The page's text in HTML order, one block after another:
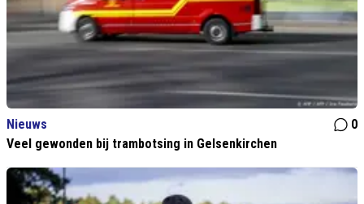
Nieuws
0
Veel gewonden bij trambotsing in Gelsenkirchen